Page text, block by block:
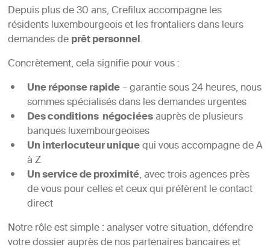
Depuis plus de 30 ans, Crefilux accompagne les
résidents luxembourgeois et les frontaliers dans leurs
demandes deprêt personnel.
Concrètement, cela signifie pour vous :
Une réponse rapide– garantie sous 24 heures, nous
sommes spécialisés dans les demandes urgentes
Des conditions négociéesauprès de plusieurs
banques luxembourgeoises
Un interlocuteur uniquequi vous accompagne de A
à Z
Un service de proximité, avec trois agences près
de vous pour celles et ceux qui préfèrent le contact
direct
Notre rôle est simple : analyser votre situation, défendre
votre dossier auprès de nos partenaires bancaires et